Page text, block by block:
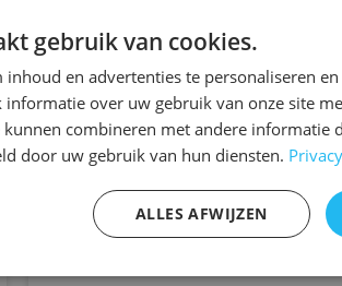
gebruik van cookies.
inhoud en advertenties te personaliseren
informatie over uw gebruik van onze site
kunnen combineren met andere informatie
door uw gebruik van hun diensten.
ALLES AFWIJZEN